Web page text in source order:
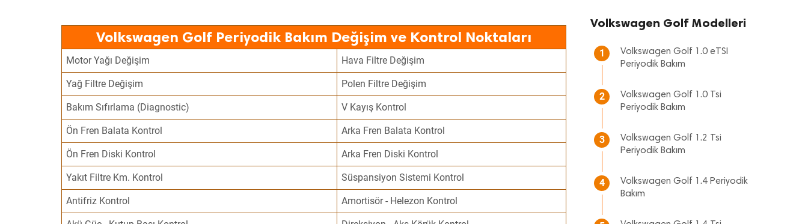
Volkswagen Golf Periyodik Bakım Değişim ve Kontrol Noktaları
Motor Yağı Değişim Hava Filtre Değişim
Yağ Filtre Değişim Polen Filtre Değişim
Bakım Sıfırlama (Diagnostic) V Kayış Kontrol
Ön Fren Balata Kontrol Arka Fren Balata Kontrol
Ön Fren Diski Kontrol Arka Fren Diski Kontrol
Yakıt Filtre Km. Kontrol Süspansiyon Sistemi Kontrol
Antifriz Kontrol Amortisör - Helezon Kontrol
Volkswagen Golf Modelleri
1
Volkswagen Golf 1.0 eTSI
Periyodik Bakım
2
Volkswagen Golf 1.0 Tsi
Periyodik Bakım
3
Volkswagen Golf 1.2 Tsi
Periyodik Bakım
4
Volkswagen Golf 1.4 Periyodik
Bakım